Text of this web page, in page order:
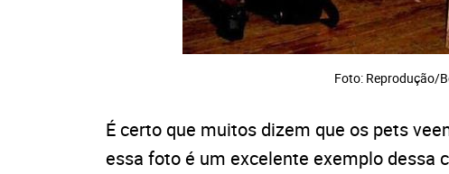
Foto: Reprodução/
É certo que muitos dizem que os pets
essa foto é um excelente exemplo dessa